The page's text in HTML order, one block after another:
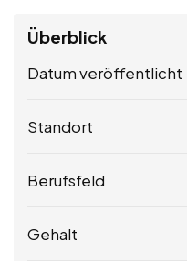
Überblick
Datum veröffentlicht
Standort
Berufsfeld
Gehalt